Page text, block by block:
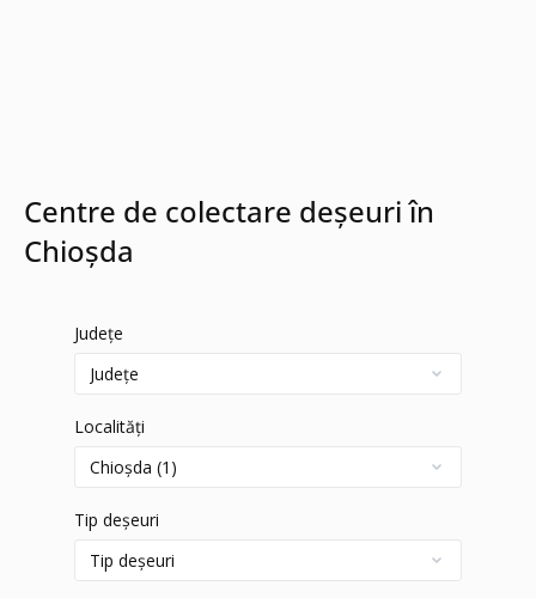
Centre de colectare deșeuri în
Chioșda
Județe
Localități
Tip deșeuri